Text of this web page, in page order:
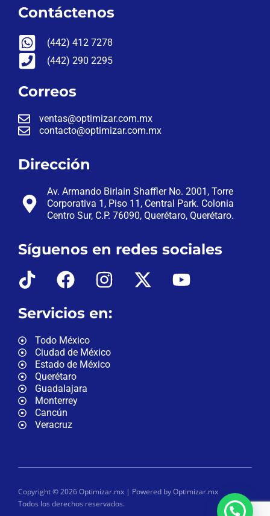
Contáctenos
(442) 412 7278
(442) 290 2295
Correos
ventas@optimizar.com.mx
contacto@optimizar.com.mx
Dirección
Av. Armando Birlain Shaffler No. 2001, Torre
Corporativa 1, Piso 11, Central Park. Colonia
Centro Sur, C.P. 76090, Querétaro, Querétaro.
Síguenos en redes sociales
Servicios en:
Todo México
Ciudad de México
Estado de México
Querétaro
Guadalajara
Monterrey
Cancún
Veracruz
Copyright © 2026 Optimizar.mx | Powered by Optimizar.mx
Todos los derechos reservados.